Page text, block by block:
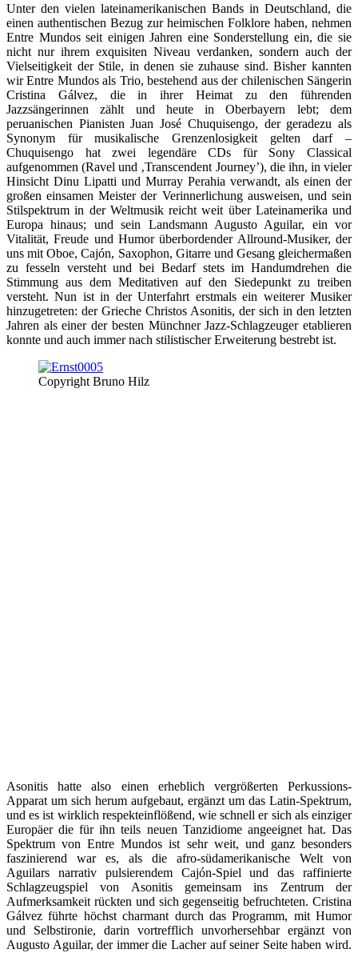
Unter den vielen lateinamerikanischen Bands in Deutschland, die
einen authentischen Bezug zur heimischen Folklore haben, nehmen
Entre Mundos seit einigen Jahren eine Sonderstellung ein, die sie
nicht nur ihrem exquisiten Niveau verdanken, sondern auch der
Vielseitigkeit der Stile, in denen sie zuhause sind. Bisher kannten
wir Entre Mundos als Trio, bestehend aus der chilenischen Sängerin
Cristina Gálvez, die in ihrer Heimat zu den führenden
Jazzsängerinnen zählt und heute in Oberbayern lebt; dem
peruanischen Pianisten Juan José Chuquisengo, der geradezu als
Synonym für musikalische Grenzenlosigkeit gelten darf –
Chuquisengo hat zwei legendäre CDs für Sony Classical
aufgenommen (Ravel und ‚Transcendent Journey’), die ihn, in vieler
Hinsicht Dinu Lipatti und Murray Perahia verwandt, als einen der
großen einsamen Meister der Verinnerlichung ausweisen, und sein
Stilspektrum in der Weltmusik reicht weit über Lateinamerika und
Europa hinaus; und sein Landsmann Augusto Aguilar, ein vor
Vitalität, Freude und Humor überbordender Allround-Musiker, der
uns mit Oboe, Cajón, Saxophon, Gitarre und Gesang gleichermaßen
zu fesseln versteht und bei Bedarf stets im Handumdrehen die
Stimmung aus dem Meditativen auf den Siedepunkt zu treiben
versteht. Nun ist in der Unterfahrt erstmals ein weiterer Musiker
hinzugetreten: der Grieche Christos Asonitis, der sich in den letzten
Jahren als einer der besten Münchner Jazz-Schlagzeuger etablieren
konnte und auch immer nach stilistischer Erweiterung bestrebt ist.
Copyright Bruno Hilz
Asonitis hatte also einen erheblich vergrößerten Perkussions-
Apparat um sich herum aufgebaut, ergänzt um das Latin-Spektrum,
und es ist wirklich respekteinflößend, wie schnell er sich als einziger
Europäer die für ihn teils neuen Tanzidiome angeeignet hat. Das
Spektrum von Entre Mundos ist sehr weit, und ganz besonders
faszinierend war es, als die afro-südamerikanische Welt von
Aguilars narrativ pulsierendem Cajón-Spiel und das raffinierte
Schlagzeugspiel von Asonitis gemeinsam ins Zentrum der
Aufmerksamkeit rückten und sich gegenseitig befruchteten. Cristina
Gálvez führte höchst charmant durch das Programm, mit Humor
und Selbstironie, darin vortrefflich unvorhersehbar ergänzt von
Augusto Aguilar, der immer die Lacher auf seiner Seite haben wird.